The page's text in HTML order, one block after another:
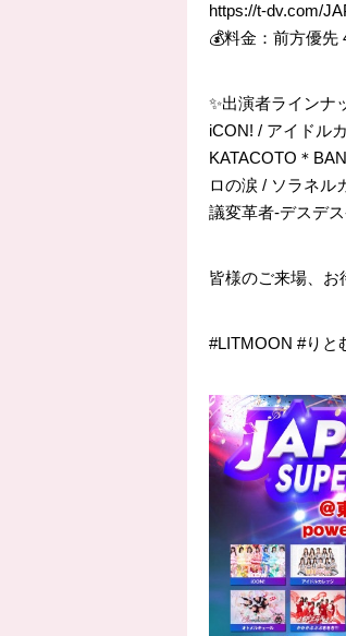
https://t-dv.com/
💰料金：前方優先
✨出演者ラインナ
iCON! / アイドル
KATACOTO＊
ロの涙 / ソラネル
議変革者-デスデ
皆様のご来場、お
#LITMOON #りと